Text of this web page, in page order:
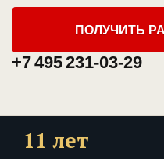
ПОЛУЧИТЬ
+7 495 231-03-29
11 лет